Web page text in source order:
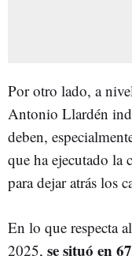
Por otro lado, a
Antonio Llardén
deben,
que ha ejecutado la
para dejar atrás los
En lo que respecta
2025, se situó en